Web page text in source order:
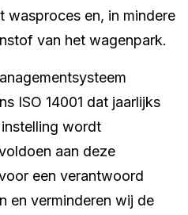
wasproces en, in mindere
van het wagenpark.
ISO 14001 dat jaarlijks
wordt
aan deze
een verantwoord
en verminderen wij de